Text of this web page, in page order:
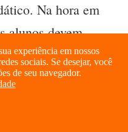
Na hora em
alunos devem
de sua vida,
ser formados os
se afirmamos, no
ser apenas a
experiência em nossos
sociais. Se desejar, você
de seu navegador.